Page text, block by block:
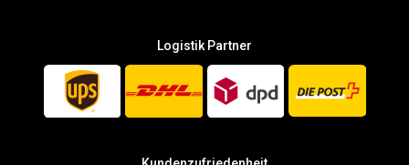
Logistik Partner